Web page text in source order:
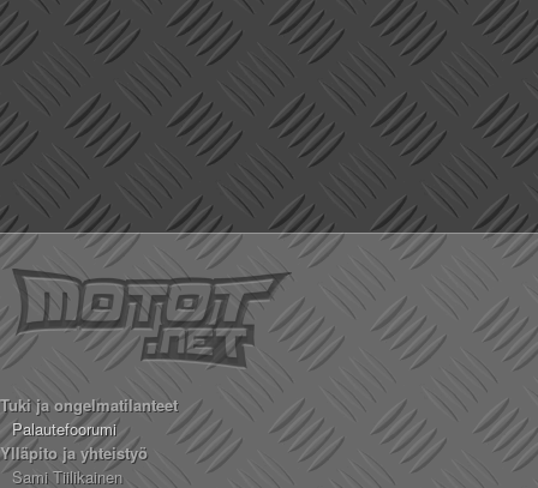
Tuki ja ongelmatilanteet
Palautefoorumi
Ylläpito ja yhteistyö
Sami Tiilikainen